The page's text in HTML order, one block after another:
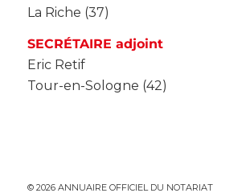
La Riche (37)
SECRÉTAIRE adjoint
Eric Retif
Tour-en-Sologne (42)
© 2026 ANNUAIRE OFFICIEL DU NOTARIAT